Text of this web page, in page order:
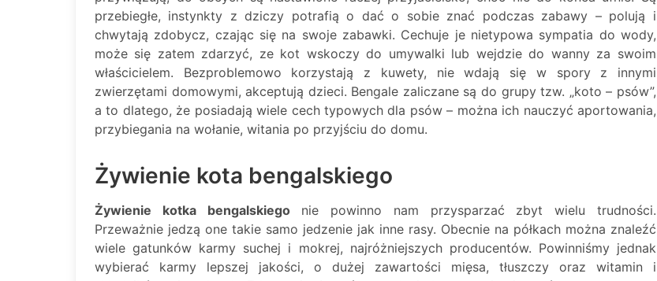
przebiegłe, instynkty z dziczy potrafią o dać o sobie znać podczas zabawy – polują i
chwytają zdobycz, czając się na swoje zabawki. Cechuje je nietypowa sympatia do wody,
może się zatem zdarzyć, ze kot wskoczy do umywalki lub wejdzie do wanny za swoim
właścicielem. Bezproblemowo korzystają z kuwety, nie wdają się w spory z innymi
zwierzętami domowymi, akceptują dzieci. Bengale zaliczane są do grupy tzw. „koto – psów”,
a to dlatego, że posiadają wiele cech typowych dla psów – można ich nauczyć aportowania,
przybiegania na wołanie, witania po przyjściu do domu.
Żywienie kota bengalskiego
Żywienie kotka bengalskiegonie powinno nam przysparzać zbyt wielu trudności.
Przeważnie jedzą one takie samo jedzenie jak inne rasy. Obecnie na półkach można znaleźć
wiele gatunków karmy suchej i mokrej, najróżniejszych producentów. Powinniśmy jednak
wybierać karmy lepszej jakości, o dużej zawartości mięsa, tłuszczy oraz witamin i